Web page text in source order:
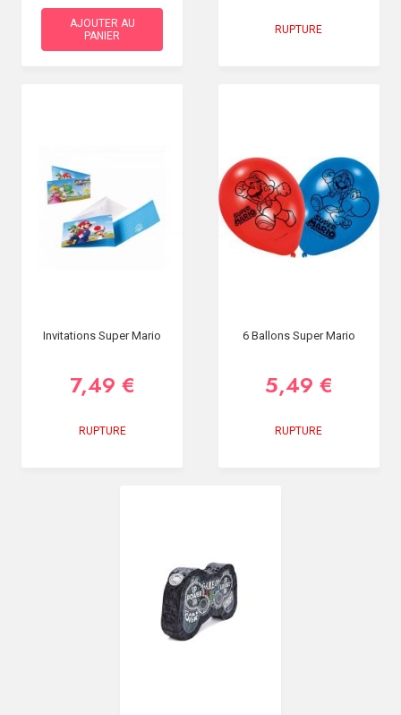
AJOUTER AU
PANIER
RUPTURE
Invitations Super Mario
7,49 €
RUPTURE
6 Ballons Super Mario
5,49 €
RUPTURE